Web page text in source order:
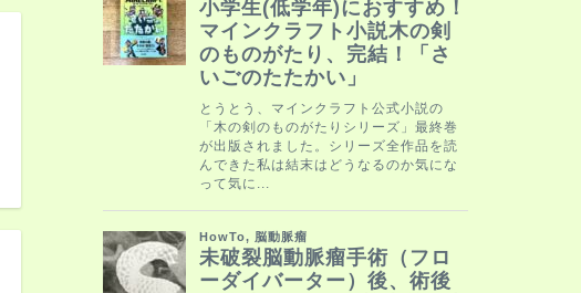
向きに生きる
おすすめ